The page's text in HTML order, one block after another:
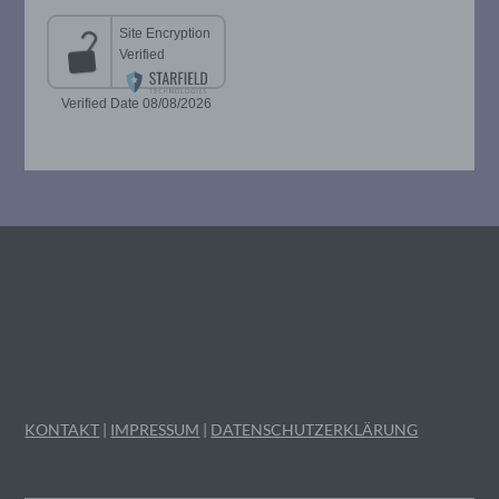
KONTAKT | IMPRESSUM | DATENSCHUTZERKLÄRUNG
Unionsrecht oder dem Recht der
Mitgliedstaaten vorgesehen werden.
h) Auftragsverarbeiter
Daten offengelegt werden, unabhängig
davon, ob es sich bei ihr um einen Dritten